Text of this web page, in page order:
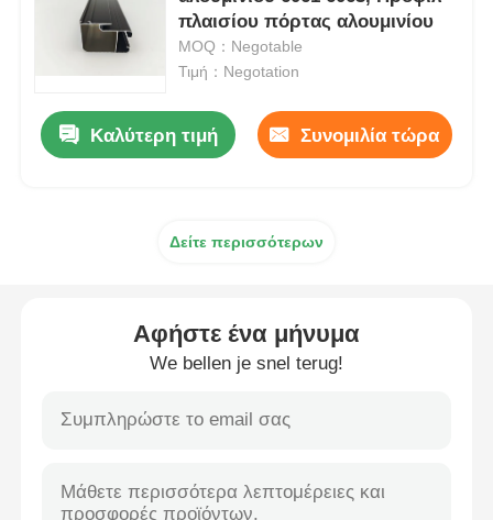
Σχεδιαγράμματα παραθύρων αλουμινίου
Προφίλ πόρτας από αλουμίνιο
Προφίλ παραθύρου θήκης
Προφίλ τοίχου κουρτίνας
πλαισίου πόρτας αλουμινίου
MOQ：Negotable
Τιμή：Negotation
Καλύτερη τιμή Συνομιλία τώρα
Δείτε περισσότερων
Αφήστε ένα μήνυμα
We bellen je snel terug!